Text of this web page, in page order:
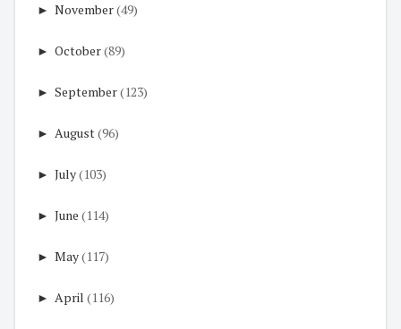
► November(49)
► October(89)
► September(123)
► August(96)
► July(103)
► June (114)
► May(117)
► April (116)